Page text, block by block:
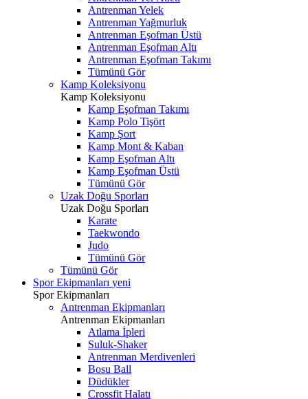
Antrenman Yelek
Antrenman Yağmurluk
Antrenman Eşofman Üstü
Antrenman Eşofman Altı
Antrenman Eşofman Takımı
Tümünü Gör
Kamp Koleksiyonu
Kamp Koleksiyonu
Kamp Eşofman Takımı
Kamp Polo Tişört
Kamp Şort
Kamp Mont & Kaban
Kamp Eşofman Altı
Kamp Eşofman Üstü
Tümünü Gör
Uzak Doğu Sporları
Uzak Doğu Sporları
Karate
Taekwondo
Judo
Tümünü Gör
Tümünü Gör
Spor Ekipmanları yeni
Spor Ekipmanları
Antrenman Ekipmanları
Antrenman Ekipmanları
Atlama İpleri
Suluk-Shaker
Antrenman Merdivenleri
Bosu Ball
Düdükler
Crossfit Halatı